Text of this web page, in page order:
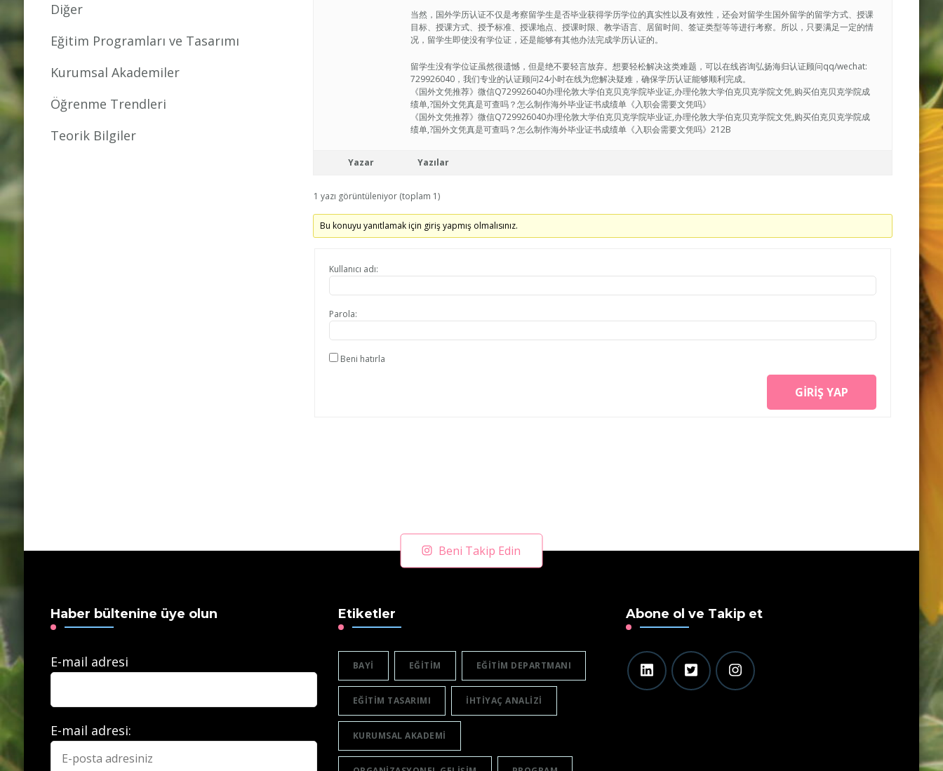
当然，国外学历认证不仅是考察留学生是否毕业获得学历学位的真实性以及有效性，还会对留学生国外留学的留学方式、授课
目标、授课方式、授予标准、授课地点、授课时限、教学语言、居留时间、签证类型等等进行考察。所以，只要满足一定的情
况，留学生即使没有学位证，还是能够有其他办法完成学历认证的。
留学生没有学位证虽然很遗憾，但是绝不要轻言放弃。想要轻松解决这类难题，可以在线咨询弘扬海归认证顾问qq/wechat:
729926040，我们专业的认证顾问24小时在线为您解决疑难，确保学历认证能够顺利完成。
《国外文凭推荐》微信Q729926040办理伦敦大学伯克贝克学院毕业证,办理伦敦大学伯克贝克学院文凭,购买伯克贝克学院成
绩单,?国外文凭真是可查吗？怎么制作海外毕业证书成绩单《入职会需要文凭吗》
《国外文凭推荐》微信Q729926040办理伦敦大学伯克贝克学院毕业证,办理伦敦大学伯克贝克学院文凭,购买伯克贝克学院成
绩单,?国外文凭真是可查吗？怎么制作海外毕业证书成绩单《入职会需要文凭吗》212B
Yazar Yazılar
1 yazı görüntüleniyor (toplam 1)
Bu konuyu yanıtlamak için giriş yapmış olmalısınız.
Kullanıcı adı:
Parola:
Beni hatırla
GIRIŞ YAP
Diğer
Eğitim Programları ve Tasarımı
Kurumsal Akademiler
Öğrenme Trendleri
Teorik Bilgiler
Beni Takip Edin
Haber bültenine üye olun
E-mail adresi
E-mail adresi:
Etiketler
BAYI EĞITIM EĞITIM DEPARTMANI
EĞITIM TASARIMI IHTIYAÇ ANALIZI
KURUMSAL AKADEMI
Abone ol ve Takip et